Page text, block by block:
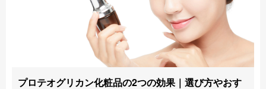
プロテオグリカン化粧品の2つの効果｜選び方やおす